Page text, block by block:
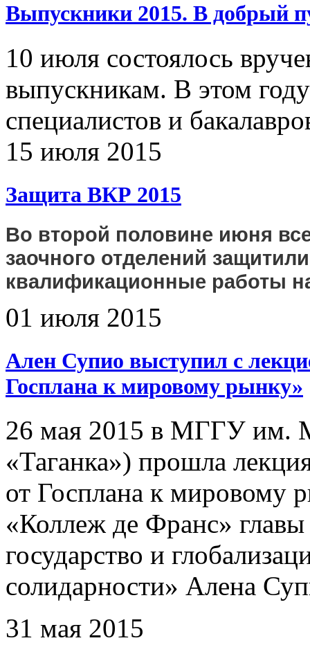
Выпускники 2015. В добрый
10 июля состоялось
выпускникам. В этом
специалистов и
15 июля 2015
Защита ВКР 2015
Во второй половине июня
заочного отделений
квалификационные работы
01 июля 2015
Ален Супио выступил с
Госплана к мировому рынку»
26 мая 2015 в МГГУ им.
«Таганка») прошла
от Госплана к мировому
«Коллеж де Франс»
государство и
солидарности» Алена
31 мая 2015